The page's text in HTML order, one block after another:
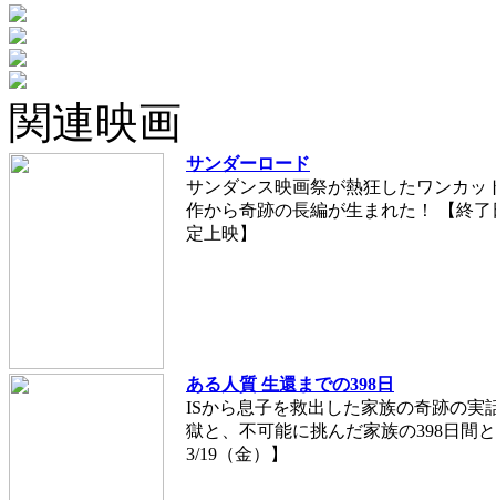
関連映画
サンダーロード
サンダンス映画祭が熱狂したワンカッ
作から奇跡の長編が生まれた！ 【終
定上映】
ある人質 生還までの398日
ISから息子を救出した家族の奇跡の実
獄と、不可能に挑んだ家族の398日間
3/19（金）】